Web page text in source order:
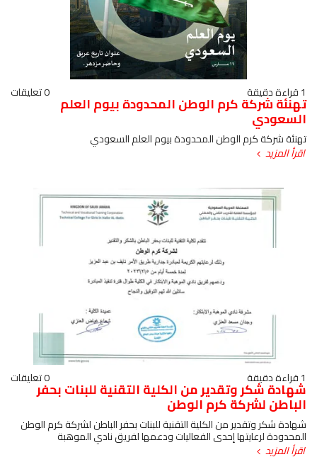
1 قراءة دقيقة 0 تعليقات تهنئة شركة كرم الوطن المحدودة بيوم العلم
السعودي
تهنئة شركة كرم الوطن المحدودة بيوم العلم السعودي
اقرأ المزيد
1 قراءة دقيقة 0 تعليقات
شهادة شكر وتقدير من الكلية التقنية للبنات بحفر
الباطن لشركة كرم الوطن
شهادة شكر وتقدير من الكلية التقنية للبنات بحفر الباطن لشركة كرم الوطن
المحدودة لرعايتها إحدى الفعاليات ودعمها لفريق نادي الموهبة
اقرأ المزيد